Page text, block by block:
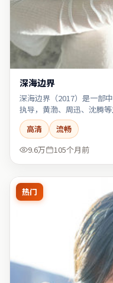
深海边界
深海边界（2017）是一部
执导，黄渤、周迅、沈腾
高清
流畅
9.6万
105个月前
热门